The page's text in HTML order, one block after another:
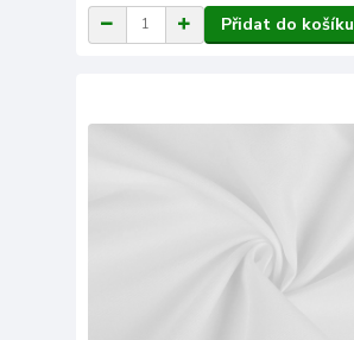
Přidat do košíku